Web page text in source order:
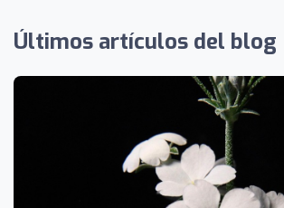
Últimos artículos del blog